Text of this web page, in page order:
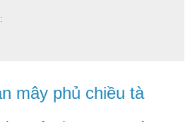
mây phủ chiều tà